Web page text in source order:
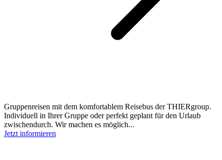
Gruppenreisen mit dem komfortablem Reisebus der THIERgroup.
Individuell in Ihrer Gruppe oder perfekt geplant für den Urlaub
zwischendurch. Wir machen es möglich...
Jetzt informieren